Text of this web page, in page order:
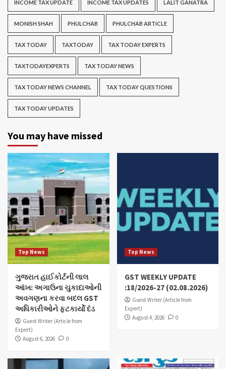
INCOME TAX UPDATE INCOME TAX UPDATES LALIT GANATRA
MONISH SHAH PHULCHAB PHULCHAB ARTICLE
TAX TODAY TAXTODAY TAX TODAY EXPERTS
TAXTODAYEXPERTS TAX TODAY NEWS
TAX TODAY NEWS CHANNEL TAX TODAY QUESTIONS
TAX TODAY UPDATES
You may have missed
Top News
ગુજરાત હાઈકોર્ટની લાલ
આંખ: અગાઉના ચુકાદાઓની
અવગણના કરવા બદલ GST
અધિકારીઓને ફટકાર્યો દંડ
Guest Writer (Article from
Expert)
August 6, 2026
0
Top News
GST WEEKLY UPDATE
:18/2026-27 (02.08.2026)
Guest Writer (Article from
Expert)
August 4, 2026
0